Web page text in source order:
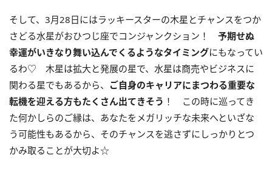
そして、 3月28日にはラッキースターの木星とチャンスをつか
さどる水星がおひつじ座でコンジャンクション！ 予期せぬ
幸運がいきなり舞い込んでくるようなタイミングにもなってい
るわ♡ 木星は拡大と発展の星で、水星は商売やビジネスに
関わる星でもあるから、 ご自身のキャリアにまつわる重要な
転機を迎える方もたくさん出てきそう ！ この時に巡ってき
た何かしらのご縁は、あなたをメガリッチな未来へといざな
う可能性もあるから、そのチャンスを逃さずにしっかりとつ
かみ取ることが大切よ☆